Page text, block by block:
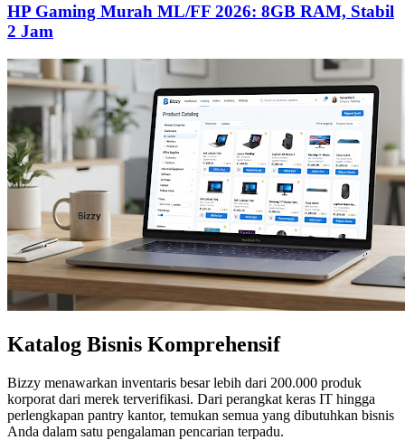
HP Gaming Murah ML/FF 2026: 8GB RAM, Stabil
2 Jam
Katalog Bisnis Komprehensif
Bizzy menawarkan inventaris besar lebih dari 200.000 produk
korporat dari merek terverifikasi. Dari perangkat keras IT hingga
perlengkapan pantry kantor, temukan semua yang dibutuhkan bisnis
Anda dalam satu pengalaman pencarian terpadu.